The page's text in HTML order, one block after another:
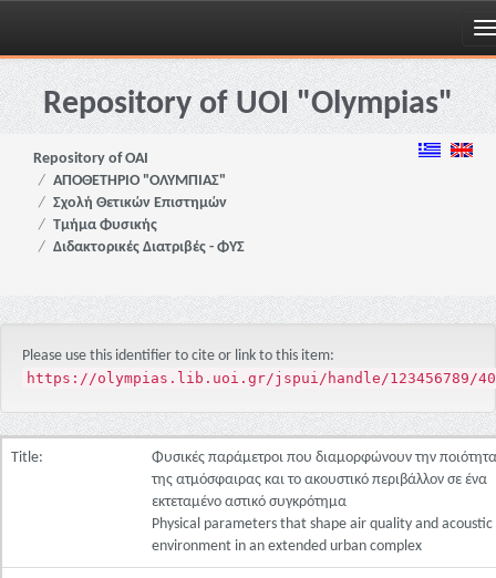
Skip
navigationRepository of UOI "Olympias"
Repository of OAI
ΑΠΟΘΕΤΗΡΙΟ "ΟΛΥΜΠΙΑΣ"
Σχολή Θετικών Επιστημών
Τμήμα Φυσικής
Διδακτορικές Διατριβές - ΦΥΣ
Please use this identifier to cite or link to this item:
https://olympias.lib.uoi.gr/jspui/handle/123456789/
Title:
Φυσικές παράμετροι που διαμορφώνουν την ποιότητα
της ατμόσφαιρας και το ακουστικό περιβάλλον σε ένα
εκτεταμένο αστικό συγκρότημα
Physical parameters that shape air quality and acoustic
environment in an extended urban complex